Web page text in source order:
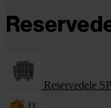
Reservedele